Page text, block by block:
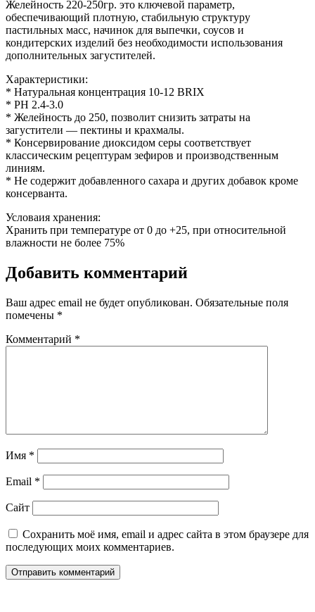
Желейность 220-250гр. это ключевой параметр,
обеспечивающий плотную, стабильную структуру
пастильных масс, начинок для выпечки, соусов и
кондитерских изделий без необходимости использования
дополнительных загустителей.
Характеристики:
* Натуральная концентрация 10-12 BRIX
* PH 2.4-3.0
* Желейность до 250, позволит снизить затраты на
загустители — пектины и крахмалы.
* Консервирование диоксидом серы соответствует
классическим рецептурам зефиров и производственным
линиям.
* Не содержит добавленного сахара и других добавок кроме
консерванта.
Условаия хранения:
Хранить при температуре от 0 до +25, при относительной
влажности не более 75%
Добавить комментарий
Ваш адрес email не будет опубликован. Обязательные поля
помечены *
Комментарий *
Имя *
Email *
Сайт
Сохранить моё имя, email и адрес сайта в этом браузере для
последующих моих комментариев.